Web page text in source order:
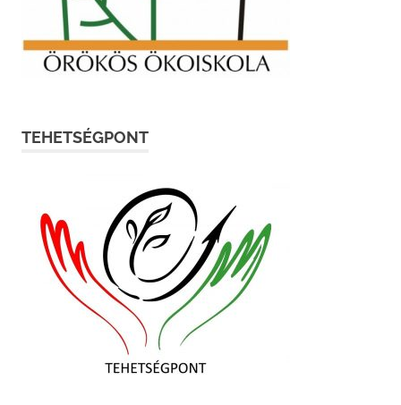
TEHETSÉGPONT